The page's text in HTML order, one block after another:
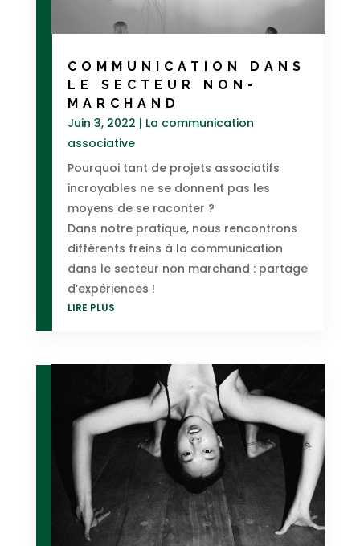
COMMUNICATION DANS
LE SECTEUR NON-
MARCHAND
Juin 3, 2022 | La communication
associative
Pourquoi tant de projets associatifs
incroyables ne se donnent pas les
moyens de se raconter ?
Dans notre pratique, nous rencontrons
différents freins à la communication
dans le secteur non marchand : partage
d’expériences !
LIRE PLUS